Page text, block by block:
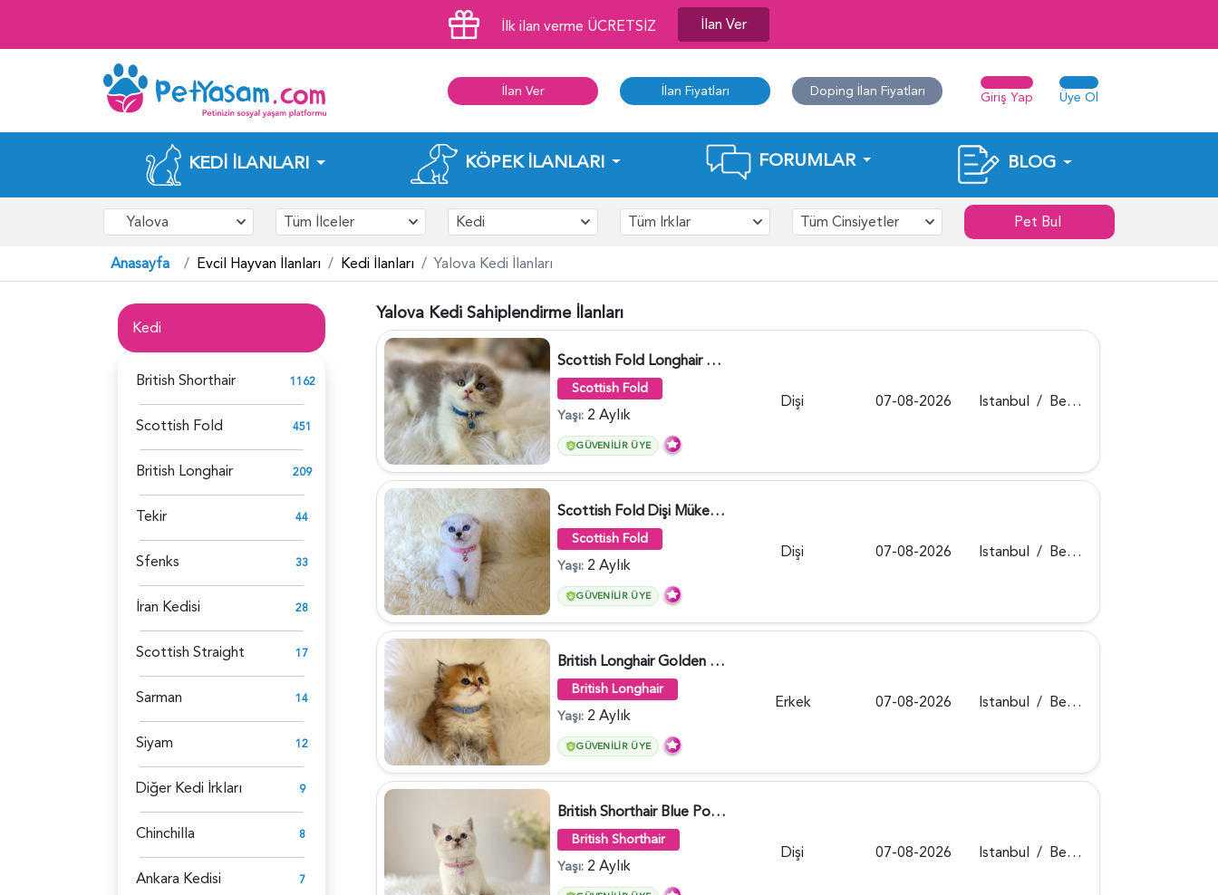
İlk ilan verme ÜCRETSİZ İlan Ver
İlan Ver İlan Fiyatları Doping İlan Fiyatları Giriş Yap Üye Ol
KEDI İLANLARI KÖPEK İLANLARI FORUMLAR BLOG
Yalova Tüm İlceler Kedi Tüm Irklar Tüm Cinsiyetler Pet Bul
Anasayfa Evcil Hayvan İlanları Kedi İlanları Yalova Kedi İlanları
Kedi
British Shorthair 1162
Scottish Fold 451
British Longhair 209
Tekir 44
Sfenks 33
İran Kedisi 28
Scottish Straight 17
Sarman 14
Siyam 12
Diğer Kedi İrkları 9
Chinchilla 8
Ankara Kedisi 7
Yalova Kedi Sahiplendirme İlanları
Scottish Fold Longhair Lilac Bi Color 2 Aylık - 5908
Scottish Fold
Yaşı: 2 Aylık
GÜVENILIR ÜYE
Dişi 07-08-2026 Istanbul / Beykoz
Scottish Fold Dişi Mükemmel Yavrumuz - 5909
Scottish Fold
Yaşı: 2 Aylık
GÜVENILIR ÜYE
Dişi 07-08-2026 Istanbul / Beykoz
British Longhair Golden Erkek Yavrumuz - 5910
British Longhair
Yaşı: 2 Aylık
GÜVENILIR ÜYE
Erkek 07-08-2026 Istanbul / Beykoz
British Shorthair Blue Point Kızımız 2 Aylık - 5149
British Shorthair
Yaşı: 2 Aylık
Dişi 07-08-2026 Istanbul / Beykoz